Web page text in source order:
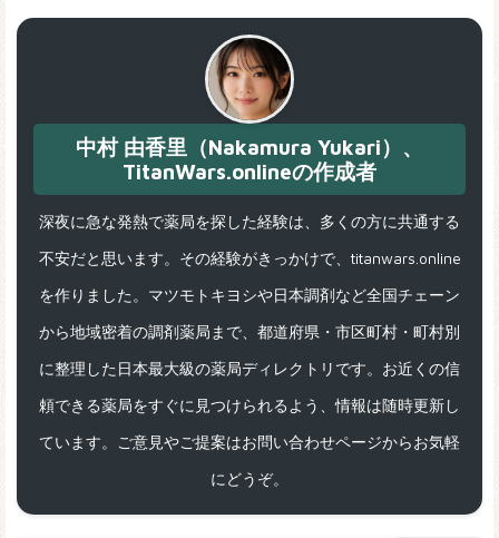
中村 由香里（Nakamura Yukari）、
TitanWars.onlineの作成者
深夜に急な発熱で薬局を探した経験は、多くの方に共通する
不安だと思います。その経験がきっかけで、titanwars.online
を作りました。マツモトキヨシや日本調剤など全国チェーン
から地域密着の調剤薬局まで、都道府県・市区町村・町村別
に整理した日本最大級の薬局ディレクトリです。お近くの信
頼できる薬局をすぐに見つけられるよう、情報は随時更新し
ています。ご意見やご提案はお問い合わせページからお気軽
にどうぞ。